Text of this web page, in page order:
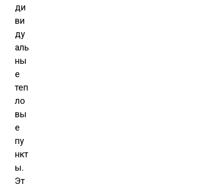
ди
ви
ду
аль
ны
е
теп
ло
вы
е
пу
нкт
ы.
Эт